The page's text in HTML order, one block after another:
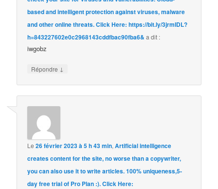
based and intelligent protection against viruses, malware
and other online threats. Click Here: https://bit.ly/3jrmIDL?
h=843227602e0c2968143cddfbac90fba6& a dit :
iwgobz
Répondre ↓
Le26 février 2023 à 5 h 43 min,Artificial intelligence
creates content for the site, no worse than a copywriter,
you can also use it to write articles. 100% uniqueness,5-
day free trial of Pro Plan :). Click Here: